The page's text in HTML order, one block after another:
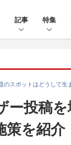
記事 特集
のスポットはどうして生
ー投稿
策を紹介